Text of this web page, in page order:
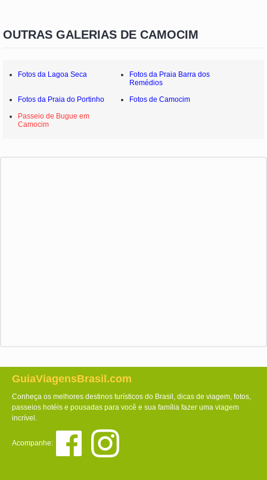
OUTRAS GALERIAS DE CAMOCIM
Fotos da Lagoa Seca
Fotos da Praia Barra dos
Remédios
Fotos da Praia do Portinho
Fotos de Camocim
Passeio de Bugue em
Camocim
GuiaViagensBrasil.com
Conheça os melhores destinos turísticos do Brasil, dicas de viagem, fotos,
passeios hotéis e pousadas para você e sua família fazer uma viagem
incrível.
Acompanhe: